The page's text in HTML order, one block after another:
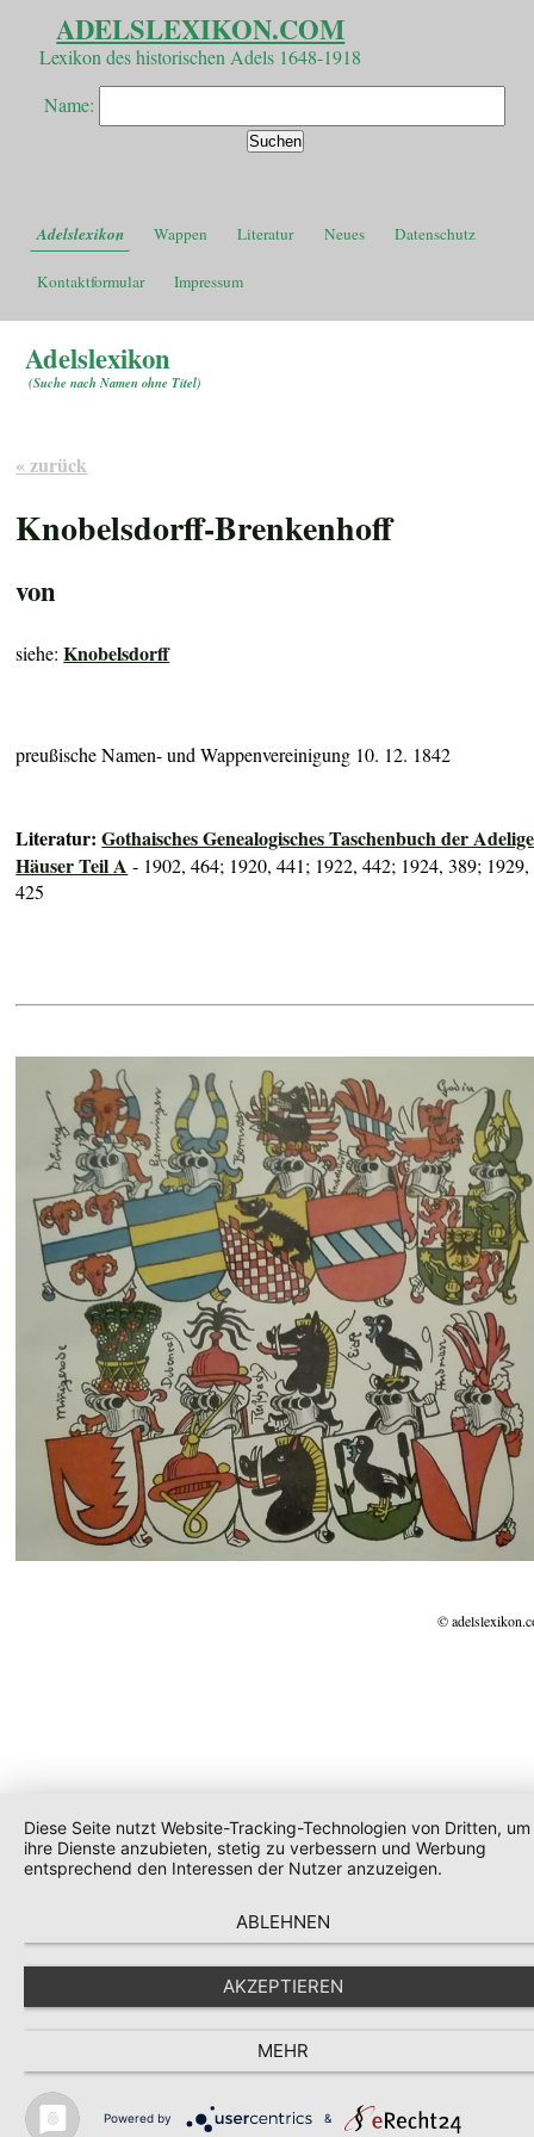
ADELSLEXIKON.COM
Lexikon des historischen Adels 1648-1918
Name:
Adelslexikon Wappen Literatur Neues Datenschutz
Kontaktformular Impressum
Adelslexikon
(Suche nach Namen ohne Titel)
« zurück
Knobelsdorff-Brenkenhoff
von
siehe:Knobelsdorff
preußische Namen- und Wappenvereinigung 10. 12. 1842
Literatur:Gothaisches Genealogisches Taschenbuch der
Häuser Teil A - 1902, 464; 1920, 441; 1922, 442; 1924, 389; 1929,
425
©
Diese Seite nutzt Website-Tracking-Technologien von Dritten, um
ihre Dienste anzubieten, stetig zu verbessern und Werbung
entsprechend den Interessen der Nutzer anzuzeigen.
ABLEHNEN
AKZEPTIEREN
MEHR
Powered by &